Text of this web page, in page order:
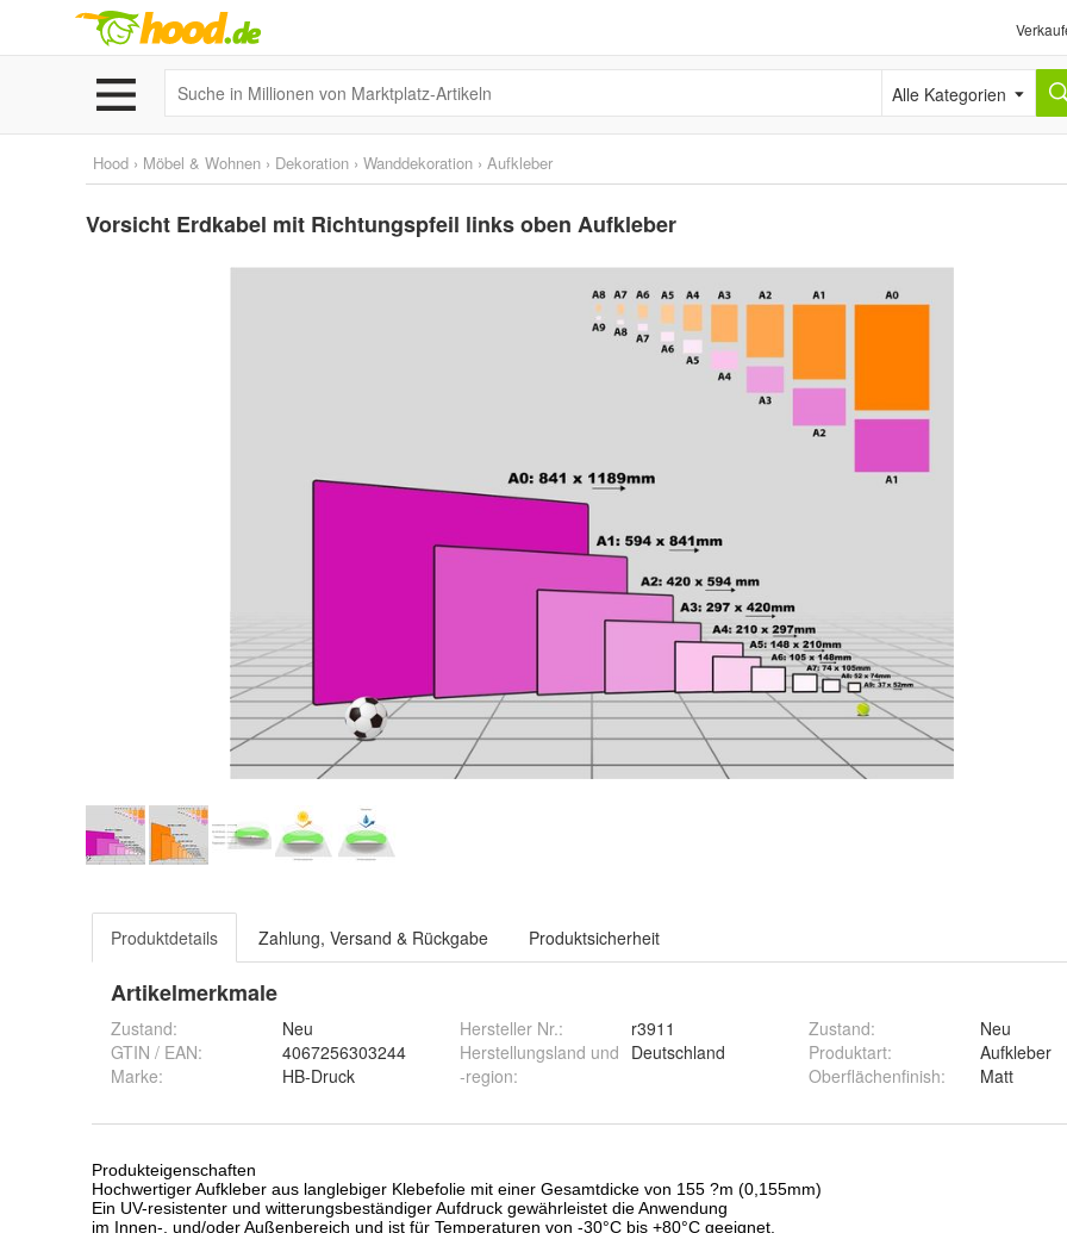
Alle Kategorien
Hood › Möbel & Wohnen › Dekoration › Wanddekoration › Aufkleber
Vorsicht Erdkabel mit Richtungspfeil links oben Aufkleber
Produktdetails Zahlung, Versand & Rückgabe Produktsicherheit
Artikelmerkmale
Zustand:
Neu
GTIN / EAN:
4067256303244
Marke:
HB-Druck
Hersteller Nr.:
r3911
Herstellungsland und
-region:
Deutschland
Zustand:
Neu
Produktart:
Aufkleber
Oberflächenfinish: Matt